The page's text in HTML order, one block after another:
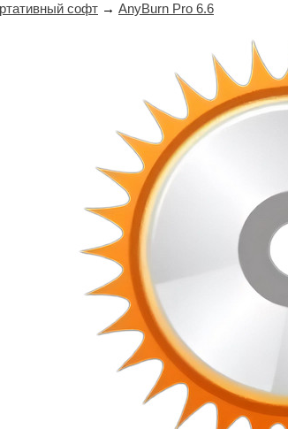
софт → AnyBurn Pro 6.6